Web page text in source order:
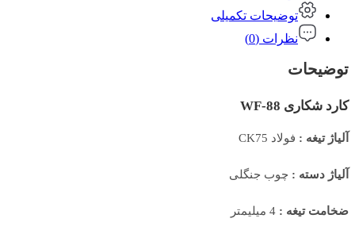
توضیحات تکمیلی
نظرات (0)
توضیحات
کارد شکاری WF-88
آلیاژ تیغه : فولاد CK75
آلیاژ دسته : چوب جنگلی
ضخامت تیغه :